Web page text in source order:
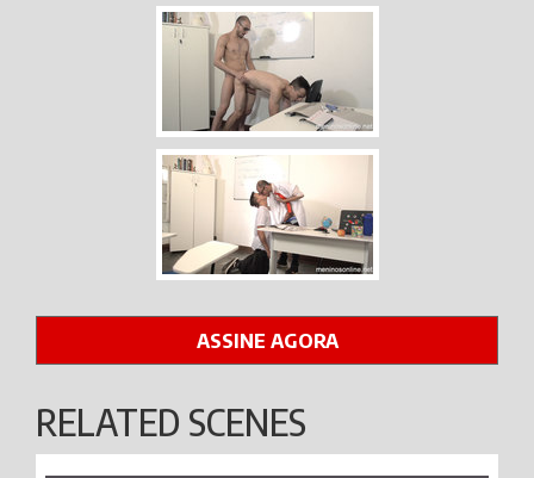
ASSINE AGORA
RELATED SCENES